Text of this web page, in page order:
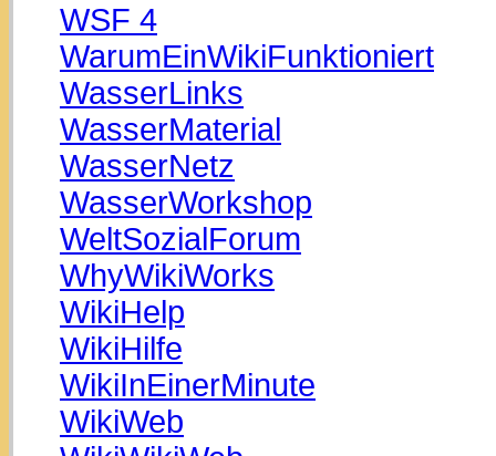
WSF 4
WarumEinWikiFunktioniert
WasserLinks
WasserMaterial
WasserNetz
WasserWorkshop
WeltSozialForum
WhyWikiWorks
WikiHelp
WikiHilfe
WikiInEinerMinute
WikiWeb